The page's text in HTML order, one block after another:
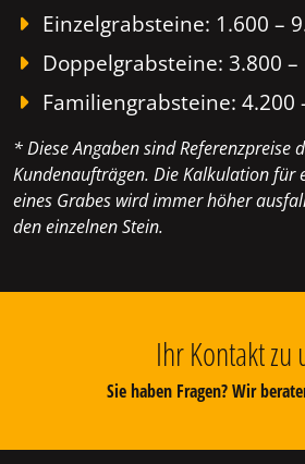
Einzelgrabsteine: 1.600 –
Doppelgrabsteine: 3.800
Familiengrabsteine: 4.200
* Diese Angaben sind Referenzpreise
Kundenaufträgen. Die Kalkulation für
eines Grabes wird immer höher
den einzelnen Stein.
Ihr Kontakt zu
Sie haben Fragen? Wir